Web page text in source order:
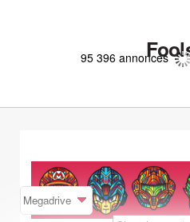
95 396 annonces